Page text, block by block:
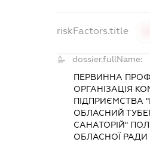
riskFactors.title
dossier.fullName:
ПЕРВИННА
ОРГАНІЗАЦІЯ
ПІДПРИЄМСТВА
ОБЛАСНИЙ
САНАТОРІЙ"
ОБЛАСНОЇ РАДИ